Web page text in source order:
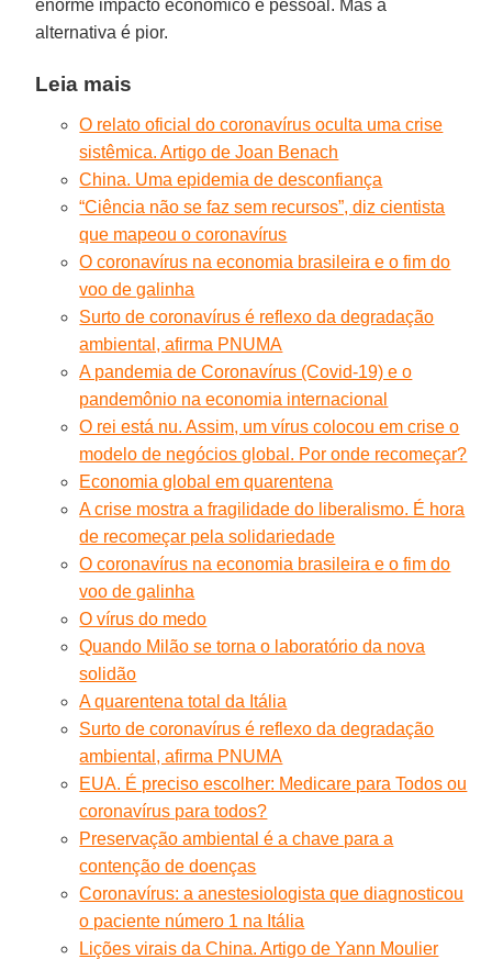
enorme impacto econômico e pessoal. Mas a
alternativa é pior.
Leia mais
O relato oficial do coronavírus oculta uma crise
sistêmica. Artigo de Joan Benach
China. Uma epidemia de desconfiança
“Ciência não se faz sem recursos”, diz cientista
que mapeou o coronavírus
O coronavírus na economia brasileira e o fim do
voo de galinha
Surto de coronavírus é reflexo da degradação
ambiental, afirma PNUMA
A pandemia de Coronavírus (Covid-19) e o
pandemônio na economia internacional
O rei está nu. Assim, um vírus colocou em crise o
modelo de negócios global. Por onde recomeçar?
Economia global em quarentena
A crise mostra a fragilidade do liberalismo. É hora
de recomeçar pela solidariedade
O coronavírus na economia brasileira e o fim do
voo de galinha
O vírus do medo
Quando Milão se torna o laboratório da nova
solidão
A quarentena total da Itália
Surto de coronavírus é reflexo da degradação
ambiental, afirma PNUMA
EUA. É preciso escolher: Medicare para Todos ou
coronavírus para todos?
Preservação ambiental é a chave para a
contenção de doenças
Coronavírus: a anestesiologista que diagnosticou
o paciente número 1 na Itália
Lições virais da China. Artigo de Yann Moulier